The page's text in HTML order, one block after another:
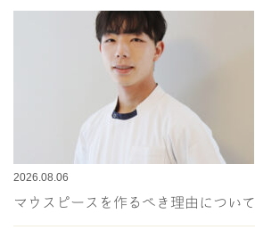
2026.08.06
マウスピースを作るべき理由について